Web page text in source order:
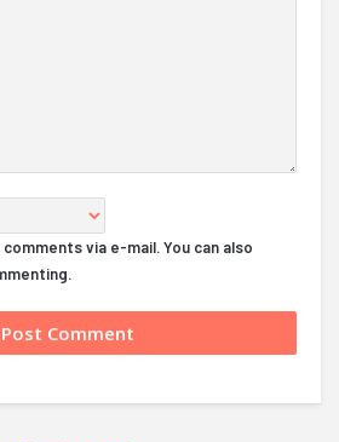
via e-mail. You can also